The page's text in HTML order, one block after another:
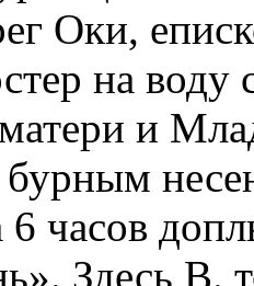
Оки,
на
и
6 часов
Здесь В.